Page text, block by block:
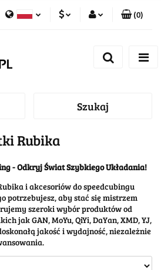
Czech
(0)
Szukaj
Rubika
- Odkryj Świat Szybkiego Układania!
i akcesoriów do speedcubingu
potrzebujesz, aby stać się mistrzem
szeroki wybór produktów od
jak GAN, MoYu, QiYi, DaYan, XMD, YJ,
jakość i wydajność, niezależnie